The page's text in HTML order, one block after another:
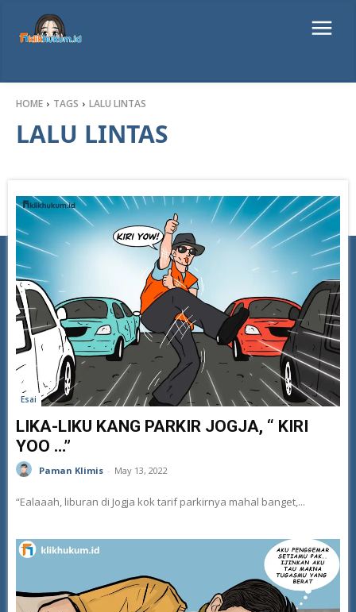
HOME TAGS LALU LINTAS
LALU LINTAS
Esai
LIKA-LIKU KANG PARKIR JOGJA, “ KIRI
YOO …”
Paman Klimis - May 13, 2022
“Ealaaah, liburan di Jogja kok tarif parkirnya mahal banget,...